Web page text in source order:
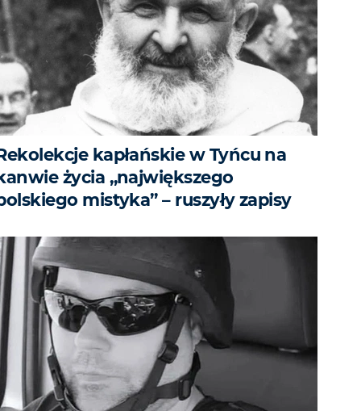
kapłańskie w Tyńcu na
życia „największego
mistyka” – ruszyły zapisy